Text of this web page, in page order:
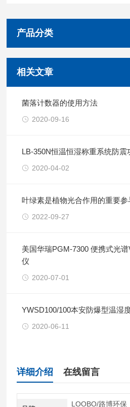
产品分类
相关文章
菌落计数器的使用方法
2020-09-16
LB-350N恒温恒湿称重系统防震
2020-04-02
叶绿素是植物光合作用的重要参
2022-09-27
美国华瑞PGM-7300 便携式光
仪
2020-07-01
YWSD100/100本安防爆型温湿
2020-06-11
详细介绍 在线留言
LOOBO/路博环保